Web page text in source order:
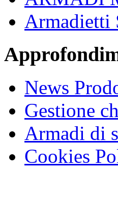
Armadietti
News
Gestione
Armadi di
Cookies